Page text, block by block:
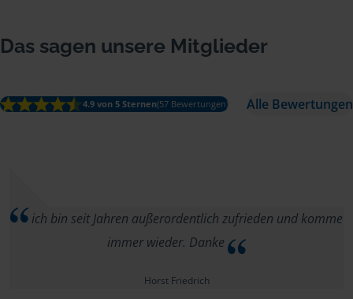
Das sagen unsere Mitglieder
4.9 von 5 Sternen(57 Bewertungen) Alle Bewertungen
ich bin seit Jahren außerordentlich zufrieden und komme
immer wieder. Danke
Horst Friedrich